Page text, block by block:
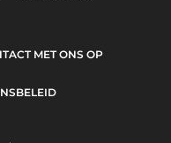
MET ONS OP